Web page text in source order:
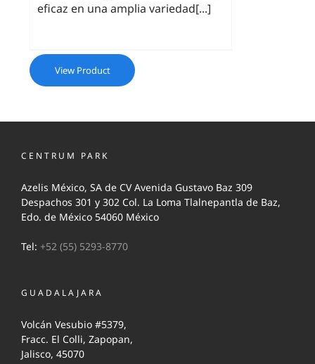
eficaz en una amplia variedad[...]
View Product
CENTRUM PARK
Azelis México, SA de CV Avenida Gustavo Baz 309
Despachos 301 y 302 Col. La Loma Tlalnepantla de Baz,
Edo. de México 54060 México
Tel: +52 (55) 5293-8770
GUADALAJARA
Volcán Vesubio #5379,
Fracc. El Colli, Zapopan,
Jalisco, 45070